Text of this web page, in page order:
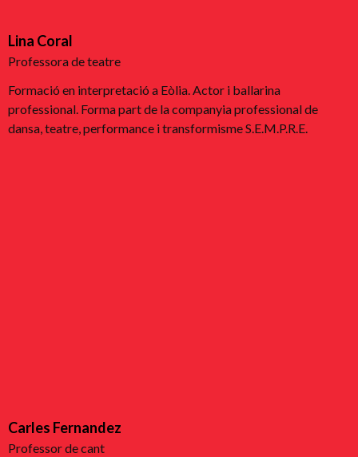
Lina Coral
Professora de teatre
Formació en interpretació a Eòlia. Actor i ballarina
professional. Forma part de la companyia professional de
dansa, teatre, performance i transformisme S.E.M.P.R.E.
Carles Fernandez
Professor de cant